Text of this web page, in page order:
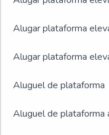
Alugar plataforma
Alugar plataforma
Aluguel de plataforma
Aluguel de plataforma